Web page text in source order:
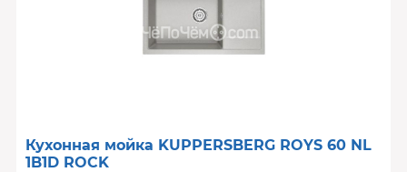
Кухонная мойка KUPPERSBERG ROYS 60 NL
1B1D ROCK